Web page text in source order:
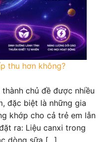
thu hơn không?
chủ đề được nhiều
đặc biệt là những gia
khớp cho cả trẻ em lẫn
ra: Liệu canxi trong